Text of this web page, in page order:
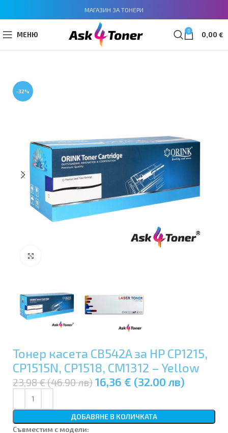
МАГАЗИН ЗА ТОНЕРИ
МЕНЮ 0 0,00 €
-32%
Тонер касета CB542A за HP CP1215,
CP1515N, CP1518, CM1312 – Yellow
23,98 € (46.90 лв) 16,36 € (32.00 лв)
ДОБАВЯНЕ В КОЛИЧКАТА
Съвместим с модели: